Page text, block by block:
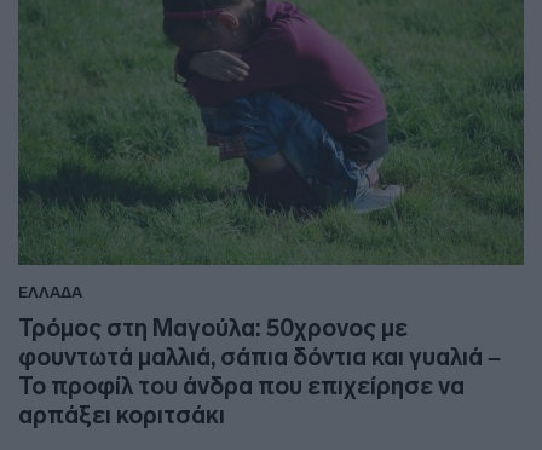
ΕΛΛΑΔΑ
Τρόμος στη Μαγούλα: 50χρονος με
φουντωτά μαλλιά, σάπια δόντια και γυαλιά –
Το προφίλ του άνδρα που επιχείρησε να
αρπάξει κοριτσάκι